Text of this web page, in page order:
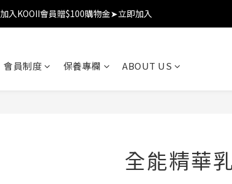
加入KOOII會員贈$100購物金➤立即加入
加入KOOII會員贈$100購物金➤立即加入
加入KOOII會員贈$100購物金➤立即加入
會員制度 保養專欄 ABOUT US
全能精華